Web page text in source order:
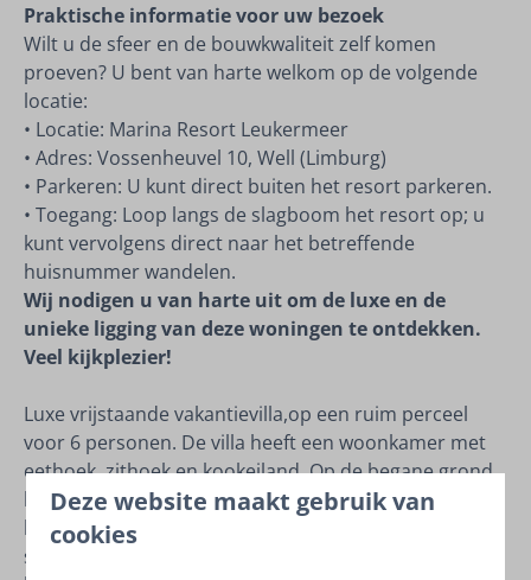
Praktische informatie voor uw bezoek
Wilt u de sfeer en de bouwkwaliteit zelf komen
proeven? U bent van harte welkom op de volgende
locatie:
• Locatie: Marina Resort Leukermeer
• Adres: Vossenheuvel 10, Well (Limburg)
• Parkeren: U kunt direct buiten het resort parkeren.
• Toegang: Loop langs de slagboom het resort op; u
kunt vervolgens direct naar het betreffende
huisnummer wandelen.
Wij nodigen u van harte uit om de luxe en de
unieke ligging van deze woningen te ontdekken.
Veel kijkplezier!
Luxe vrijstaande vakantievilla,op een ruim perceel
voor 6 personen. De villa heeft een woonkamer met
eethoek, zithoek en kookeiland. Op de begane grond
bevindt zich een slaapkamer met aangrenzende
badkamer. Op de bovenverdieping zijn twee
slaapkamers met ieder een eigen aangrenzende
Deze website maakt gebruik van
cookies